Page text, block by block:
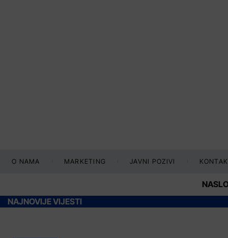
O NAMA MARKETING JAVNI POZIVI
NAJNOVIJE VIJESTI